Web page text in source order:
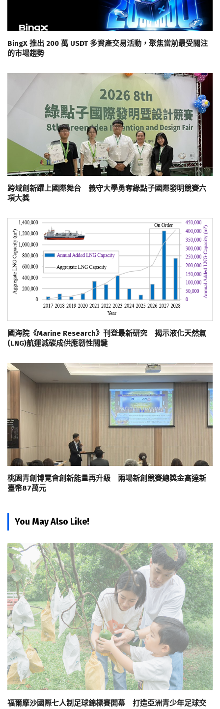
BingX 推出 200 萬 USDT 多資產交易活動，聚焦當前最受關注
的市場趨勢
跨域創新躍上國際舞台 義守大學勇奪綠點子國際發明競賽六
項大獎
國海院《Marine Research》刊登最新研究 揭示液化天然氣
(LNG)航運減碳成供應韌性關鍵
桃園青創博覽會創新能量再升級 兩場新創競賽總獎金高達新
臺幣87萬元
You May Also Like!
福爾摩沙國際七人制足球錦標賽開幕 打造亞洲青少年足球交